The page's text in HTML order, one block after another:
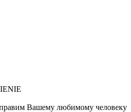
Вашему любимому человеку